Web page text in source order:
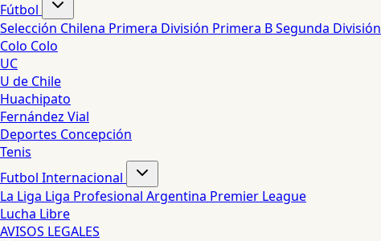
Fútbol
Selección Chilena Primera División Primera BSegunda División
Colo Colo
UC
U de Chile
Huachipato
Fernández Vial
Deportes Concepción
Tenis
Futbol Internacional
La Liga Liga Profesional Argentina Premier League
Lucha Libre
AVISOS LEGALES